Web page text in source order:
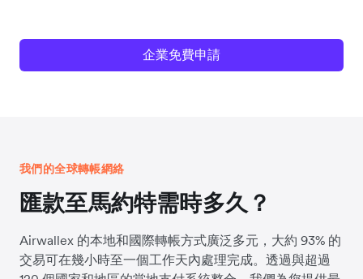
企業免費申請
我們的全球轉帳網絡
匯款至馬約特需時多久？
Airwallex 的本地和國際轉帳方式廣泛多元，大約 93% 的
交易可在幾小時至一個工作天內處理完成。透過與超過